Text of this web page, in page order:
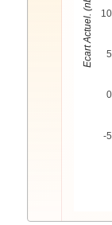
-5
0
5
10